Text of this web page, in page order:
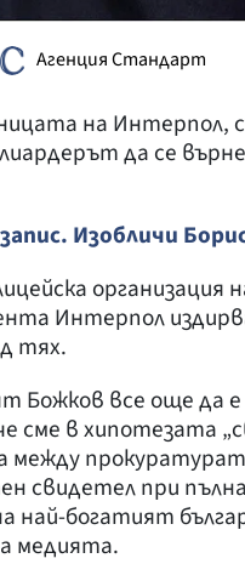
Агенция Стандарт
на Интерпол,
да се
Изобличи
организация
Интерпол
тях.
Божков все още да
сме в хипотезата
между
свидетел при
най-богатият
медията.